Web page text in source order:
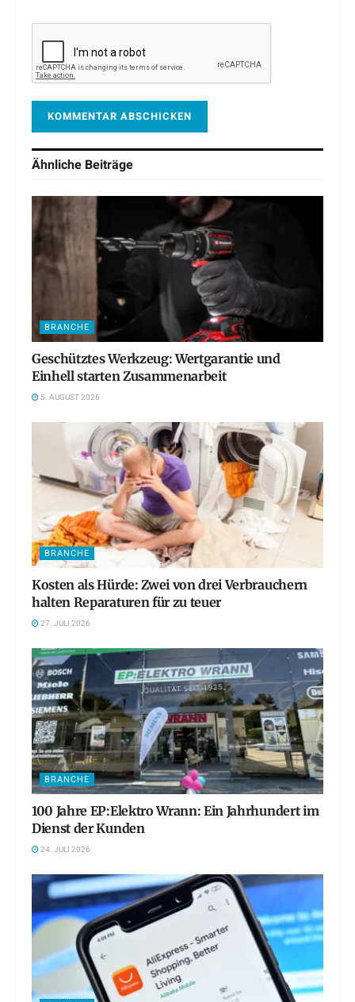
Ähnliche Beiträge
BRANCHE
Geschütztes Werkzeug: Wertgarantie und
Einhell starten Zusammenarbeit
5. AUGUST 2026
BRANCHE
Kosten als Hürde: Zwei von drei Verbrauchern
halten Reparaturen für zu teuer
27. JULI 2026
BRANCHE
100 Jahre EP:Elektro Wrann: Ein Jahrhundert im
Dienst der Kunden
24. JULI 2026